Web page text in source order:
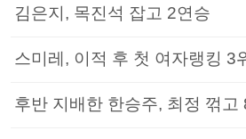
김은지, 목진석 잡고 2연승
스미레, 이적 후 첫 여자랭킹 3
후반 지배한 한승주, 최정 꺾고